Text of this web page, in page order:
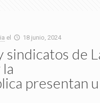
el 18 junio, 2024
sindicatos de
presentan